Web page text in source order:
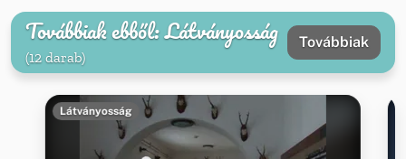
Továbbiak ebből: Látványosság
(12 darab)
Továbbiak
Látványosság